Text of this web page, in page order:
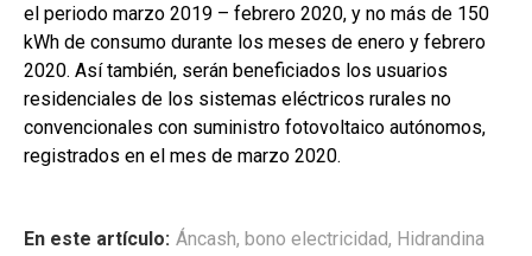
el periodo marzo 2019 – febrero 2020, y no más de 150
kWh de consumo durante los meses de enero y febrero
2020. Así también, serán beneficiados los usuarios
residenciales de los sistemas eléctricos rurales no
convencionales con suministro fotovoltaico autónomos,
registrados en el mes de marzo 2020.
En este artículo: Áncash, bono electricidad, Hidrandina